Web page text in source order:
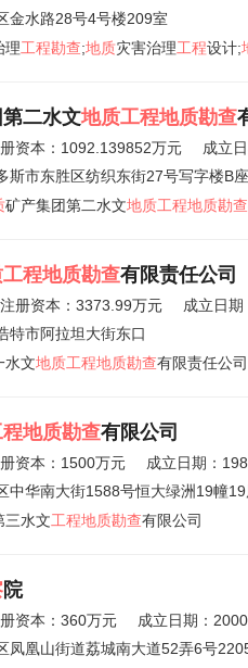
金水路28号4号楼209室
理工程勘查;地质灾害治理工程设计;
二水文地质工程地质勘查
资本：1092.139852万元
成立
斯市东胜区纺织东街27号写字楼B座
矿产集团第二水文地质工程地质勘查
程地质勘查有限责任公司
注册资本：3373.99万元
成立日期
特市阿拉坦大街东口
水文地质工程地质勘查有限责任公司
地质勘查有限公司
资本：1500万元
成立日期：
中华南大街1588号恒大绿洲19幢19
三水文工程地质勘查有限公司
院
资本：360万元
成立日期：
凤凰山街道荔城南大道52弄6号